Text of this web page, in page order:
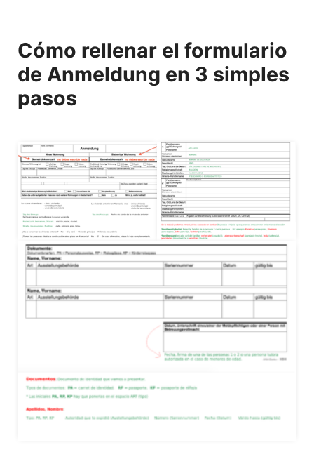
Cómo rellenar el formulario
de Anmeldung en 3 simples
pasos